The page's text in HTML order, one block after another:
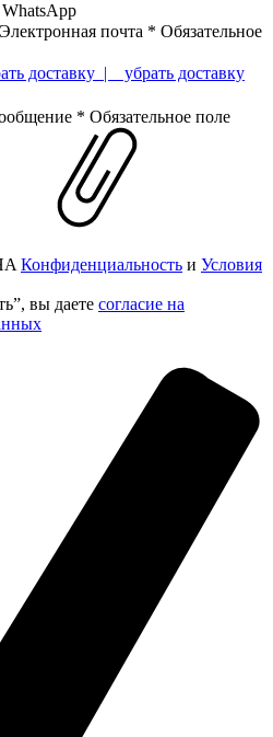
WhatsApp
Электронная почта * Обязательное
доставку | убрать доставку
* Обязательное поле
Конфиденциальность и Условия
вы даете согласие на